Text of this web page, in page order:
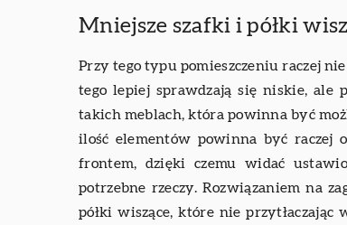
Mniejsze szafki i półki
Przy tego typu pomieszczeniu raczej
tego lepiej sprawdzają się niskie, ale
takich meblach, która powinna być
ilość elementów powinna być raczej
frontem, dzięki czemu widać
potrzebne rzeczy. Rozwiązaniem na
półki wiszące, które nie przytłaczając